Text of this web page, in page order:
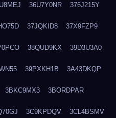
36U7Y0NR 376J215Y
37JQKID8 37X9FZP9
38QUD9KX 39D3U3A0
39PXKH1B 3A43DKQP
3BKC9MX3 3BORDPAR
3C9KPDQV 3CL4BSMV